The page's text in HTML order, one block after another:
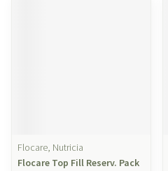
Flocare, Nutricia
Flocare Top Fill Reserv. Pack